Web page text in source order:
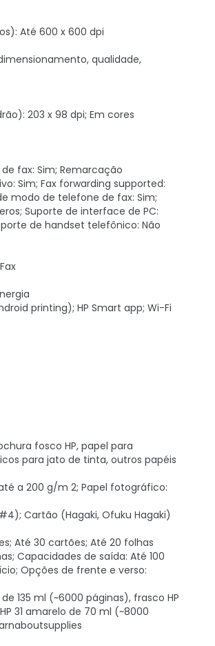
Até 600 x 600 dpi
qualidade,
203 x 98 dpi; Em cores
fax: Sim; Remarcação
Sim; Fax forwarding supported:
modo de telefone de fax: Sim;
Suporte de interface de PC:
de handset telefônico: Não
printing); HP Smart app; Wi-Fi
fosco HP, papel para
para jato de tinta, outros papéis
a 200 g/m 2; Papel fotográfico:
Cartão (Hagaki, Ofuku Hagaki)
Até 30 cartões; Até 20 folhas
Capacidades de saída: Até 100
Opções de frente e verso:
135 ml (~6000 páginas), frasco HP
31 amarelo de 70 ml (~8000